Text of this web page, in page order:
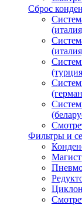
Сброс
Фильтры и